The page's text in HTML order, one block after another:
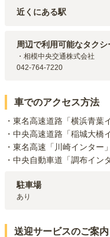
近くにある駅
京王相模原線
若葉台駅（
小田急多摩線
栗平駅（
小田急線
鶴川
周辺で利用可能なタクシ
・相模中央交通株式会社
042-764-7220
車でのアクセス方法
・東名高速道路「横浜青葉
・中央高速道路「稲城大橋
・東名高速「川崎インター
・中央自動車道「調布イン
駐車場
あり
送迎サービスのご案内